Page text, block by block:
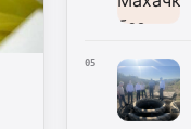
05